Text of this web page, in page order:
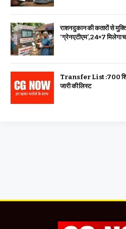
राशन दुकान की कतारों से
‘ग्रेन एटीएम’, 24×7 मिलेगा
Transfer List :700
जारी की लिस्ट